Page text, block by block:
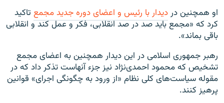
او همچنین در دیدار با رئیس و اعضای دوره جدید مجمع تاکید
کرد که «مجمع باید صد در صد انقلابی، فکر و عمل کند و انقلابی
باقی بماند».
رهبر جمهوری اسلامی در این دیدار همچنین به اعضای مجمع
تشخیص که محمود احمدی‌نژاد نیز جزء آنهاست تذکر داد که در
مقوله سیاست‌های کلی نظام «از ورود به چگونگی اجرای» قوانین
پرهیز کنند.